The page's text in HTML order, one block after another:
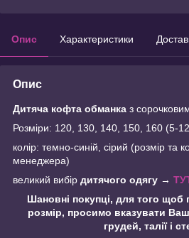
Опис Характеристики
Опис
Дитяча кофта обманка з
Розміри: 120, 130, 140, 150, 160 (5-12
колір: темно-синій, сірий (розмір та
менеджера)
великий вибір дитячого одягу →
Шановні покупці, для того щоб
розмір, просимо вказувати
грудей, талії і